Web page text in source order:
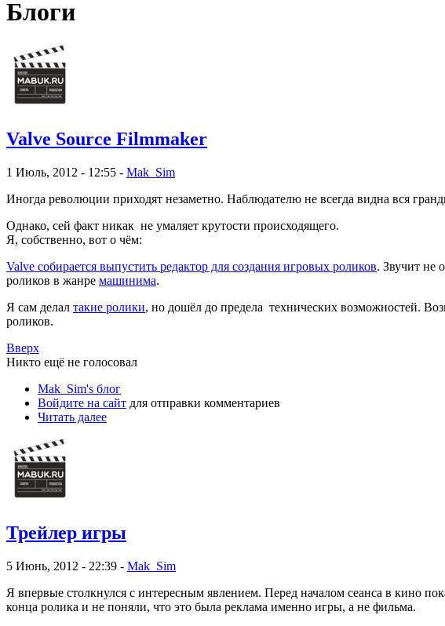
Блоги
Valve Source Filmmaker
1 Июль, 2012 - 12:55 - Mak_Sim
Иногда революции приходят незаметно. Наблюдателю не всегда видна вся
Однако, сей факт никак не умаляет крутости происходящего.
Я, собственно, вот о чём:
Valve собирается выпустить редактор для создания игровых роликов. Звучит не
роликов в жанре машинима.
Я сам делал такие ролики, но дошёл до предела технических возможностей.
роликов.
Вверх
Никто ещё не голосовал
Mak_Sim's блог
Войдите на сайт для отправки комментариев
Читать далее
Трейлер игры
5 Июнь, 2012 - 22:39 - Mak_Sim
Я впервые столкнулся с интересным явлением. Перед началом сеанса в кино
конца ролика и не поняли, что это была реклама именно игры, а не фильма.